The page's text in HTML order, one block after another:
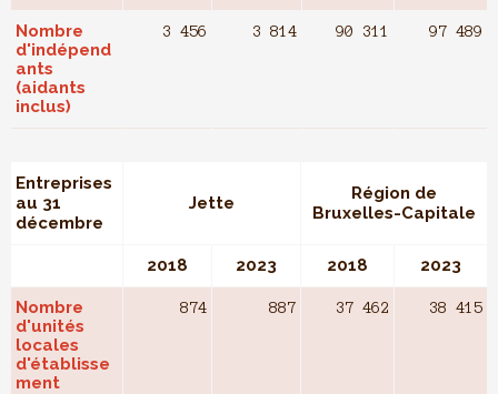
Nombre
d'indépend
ants
(aidants
inclus)
3 456 3 814 90 311 97 489
Entreprises
au 31
décembre
Jette
Région de
Bruxelles-Capitale
2018 2023 2018 2023
Nombre
d'unités
locales
d'établisse
ment
874 887 37 462 38 415